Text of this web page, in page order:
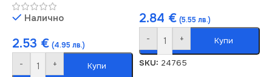
Налично
2.53 € (4.95 лв.)
- + Купи
2.84 € (5.55 лв.)
- + Купи
SKU: 24765